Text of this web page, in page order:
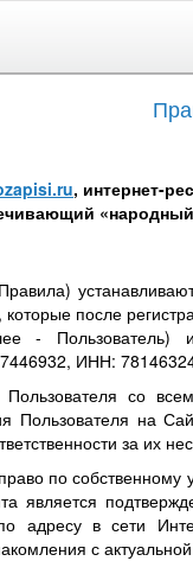
, интернет-
после
-
ИНН:
Пользователя со
Пользователя на
за их
по
является
адресу в сети
с